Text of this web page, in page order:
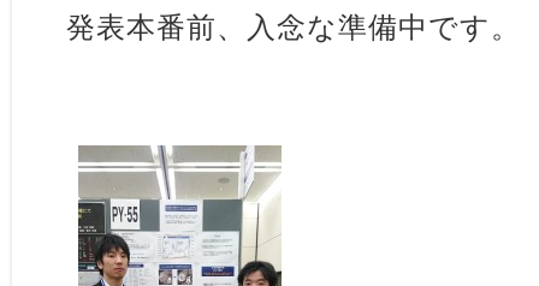
発表本番前、入念な準備中です。